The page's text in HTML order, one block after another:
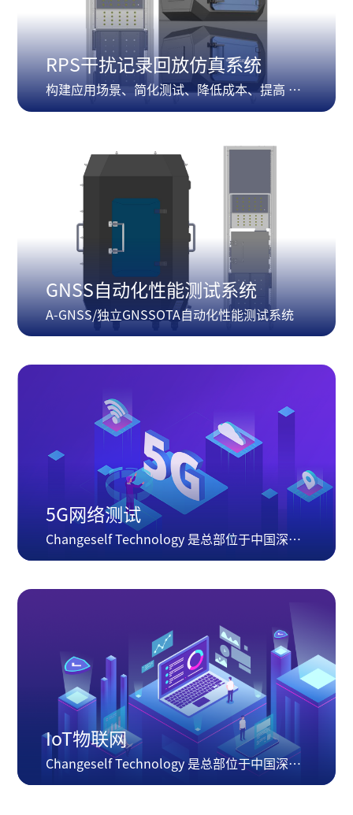
RPS干扰记录回放仿真系统
构建应用场景、简化测试、降低成本、提高 WiFi 性能测试真实性RPS 干扰记录回放仿真系统
GNSS自动化性能测试系统
A-GNSS/独立GNSSOTA自动化性能测试系统
5G网络测试
Changeself Technology 是总部位于中国深圳，提供测试仪器仪表...
IoT物联网
Changeself Technology 是总部位于中国深圳，提供测试仪器仪表...